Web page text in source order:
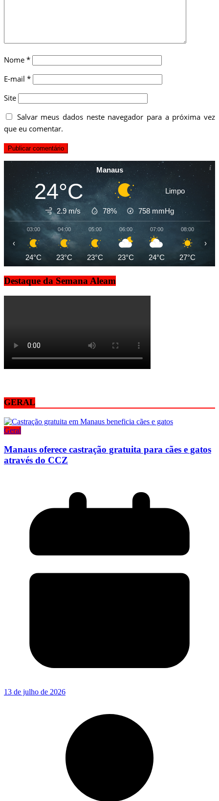
Nome *
E-mail *
Site
Salvar meus dados neste navegador para a próxima vez
que eu comentar.
Manaus
24°C Limpo
2.9 m/s 78% 758 mmHg
03:00
24°C
04:00
23°C
05:00
23°C
06:00
23°C
07:00
24°C
08:00
27°C
‹ ›
Destaque da Semana Aleam
GERAL
Geral
Manaus oferece castração gratuita para cães e gatos
através do CCZ
13 de julho de 2026